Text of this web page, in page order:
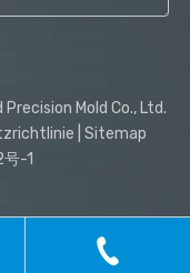
Mold Co., Ltd.
Sitemap
-1